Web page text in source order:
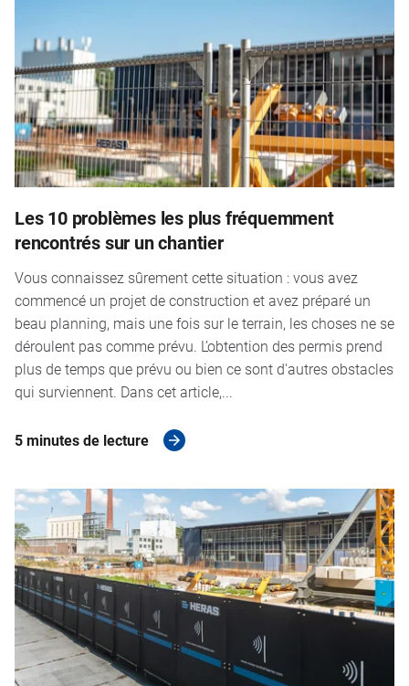
Les 10 problèmes les plus fréquemment
rencontrés sur un chantier
Vous connaissez sûrement cette situation : vous avez
commencé un projet de construction et avez préparé un
beau planning, mais une fois sur le terrain, les choses ne se
déroulent pas comme prévu. L’obtention des permis prend
plus de temps que prévu ou bien ce sont d'autres obstacles
qui surviennent. Dans cet article,...
5 minutes de lecture